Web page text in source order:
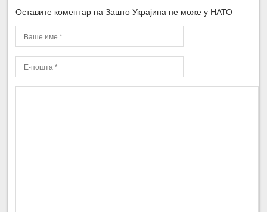
Оставите коментар на Зашто Украјина не може у НАТО